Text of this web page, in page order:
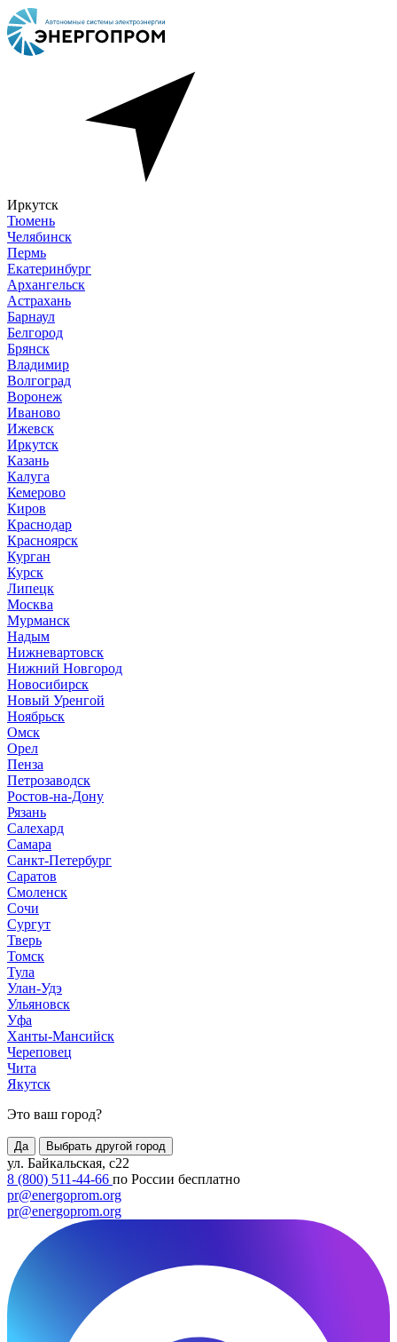
Иркутск
Тюмень
Челябинск
Пермь
Екатеринбург
Архангельск
Астрахань
Барнаул
Белгород
Брянск
Владимир
Волгоград
Воронеж
Иваново
Ижевск
Иркутск
Казань
Калуга
Кемерово
Киров
Краснодар
Красноярск
Курган
Курск
Липецк
Москва
Мурманск
Надым
Нижневартовск
Нижний Новгород
Новосибирск
Новый Уренгой
Ноябрьск
Омск
Орел
Пенза
Петрозаводск
Ростов-на-Дону
Рязань
Салехард
Самара
Санкт-Петербург
Саратов
Смоленск
Сочи
Сургут
Тверь
Томск
Тула
Улан-Удэ
Ульяновск
Уфа
Ханты-Мансийск
Череповец
Чита
Якутск
Это ваш город?
Да Выбрать другой город
ул. Байкальская, с22
8 (800) 511-44-66 по России бесплатно
pr@energoprom.org
pr@energoprom.org